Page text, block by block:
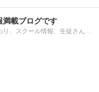
満載ブログです
オーガニックネイルの施術のこだわり、スクール情報、生徒さん作品やレビュー、またオーガニックライフ全般に渡って日々のできごとを記載しています。